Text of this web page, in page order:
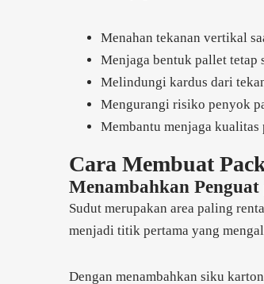
Menahan tekanan vertikal
Menjaga bentuk pallet tetap
Melindungi kardus dari
Mengurangi risiko penyok
Membantu menjaga
Cara Membuat
Menambahkan
Sudut merupakan area paling
menjadi titik pertama yang
Dengan menambahkan siku